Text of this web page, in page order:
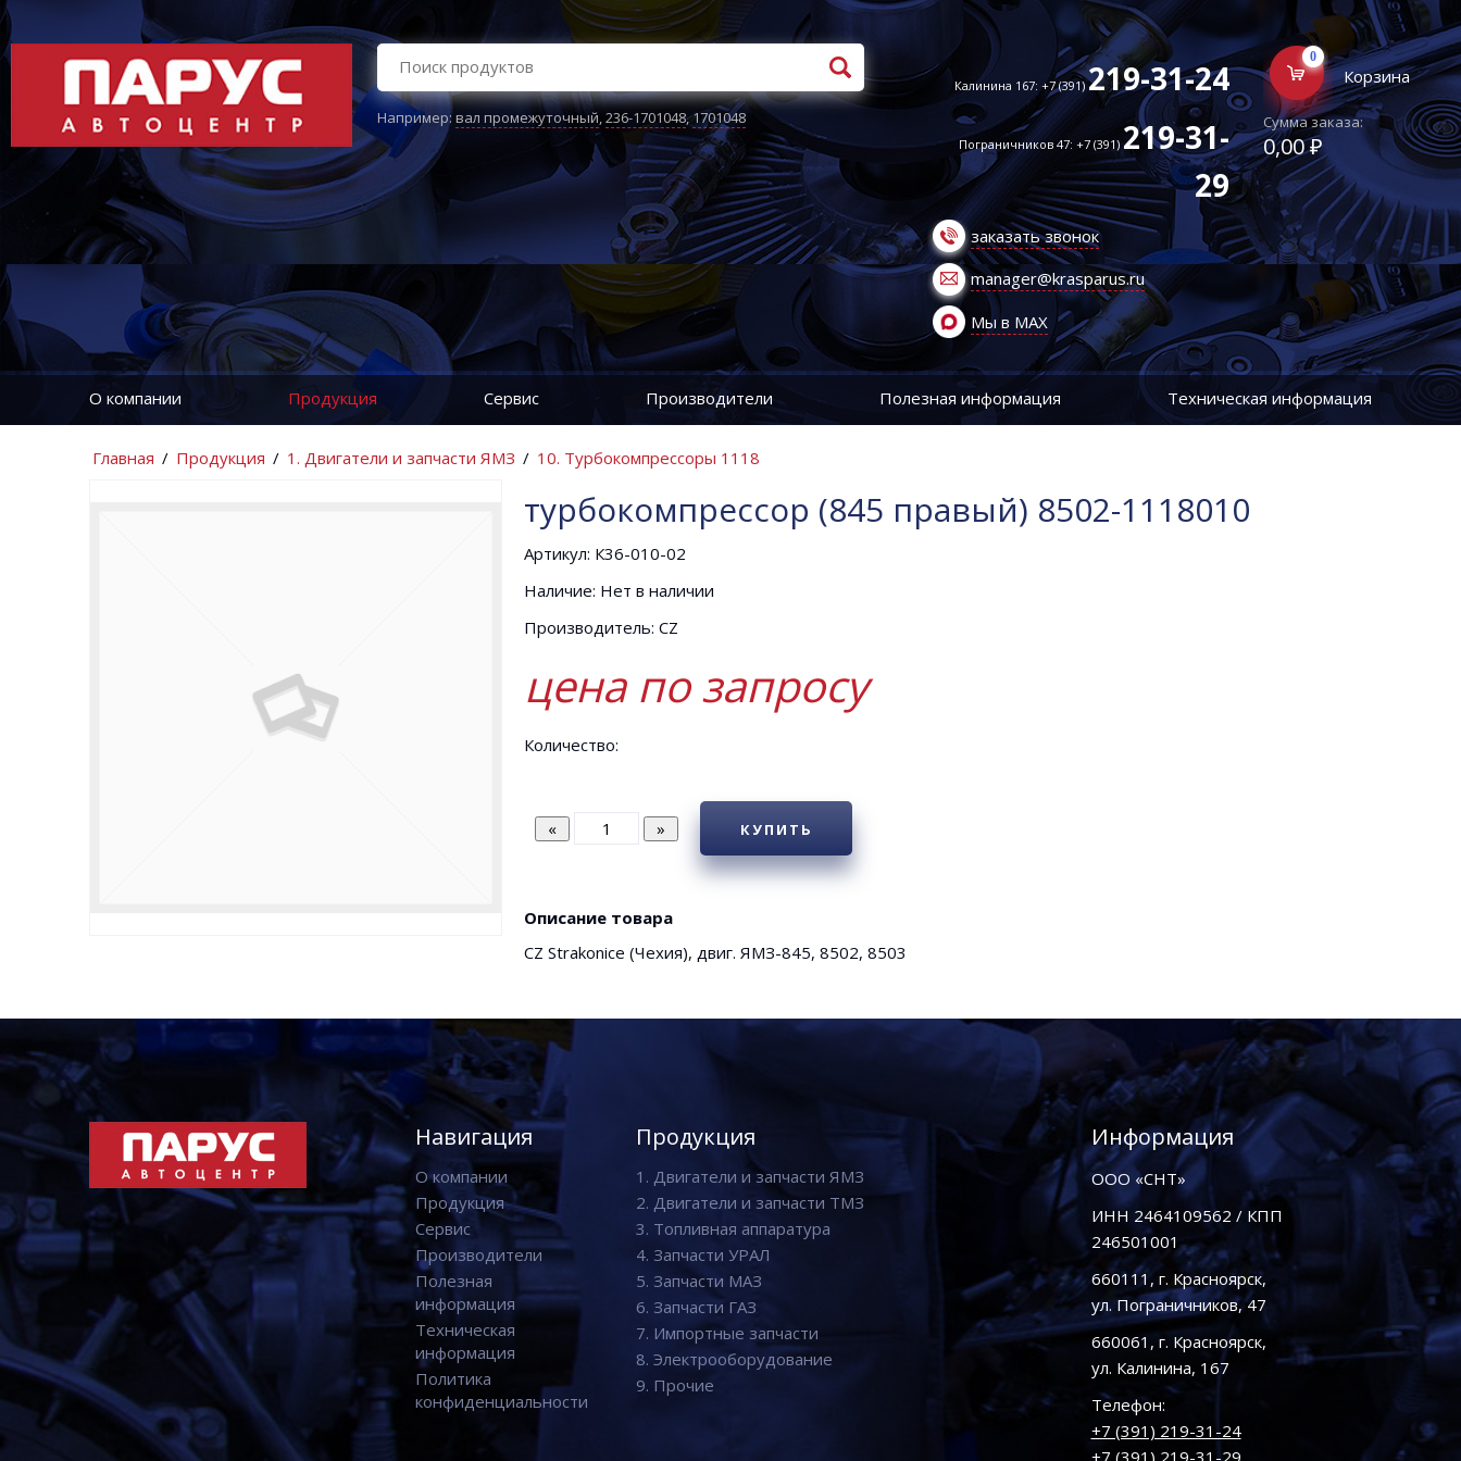
Например:вал промежуточный,236-1701048,1701048
Калинина 167: +7 (391)219-31-24
Пограничников 47: +7 (391)219-31-
29
заказать звонок
manager@krasparus.ru
Мы в MAX
0
Корзина
Сумма заказа:
0,00 ₽
О компании Продукция Сервис Производители Полезная информация Техническая информация
Главная / Продукция / 1. Двигатели и запчасти ЯМЗ / 10. Турбокомпрессоры 1118
турбокомпрессор (845 правый) 8502-1118010
Артикул: К36-010-02
Наличие: Нет в наличии
Производитель: CZ
цена по запросу
Количество:
КУПИТЬ
Описание товара
CZ Strakonice (Чехия), двиг. ЯМЗ-845, 8502, 8503
Навигация
О компании
Продукция
Сервис
Производители
Полезная
информация
Техническая
информация
Политика
конфиденциальности
Продукция
1. Двигатели и запчасти ЯМЗ
2. Двигатели и запчасти ТМЗ
3. Топливная аппаратура
4. Запчасти УРАЛ
5. Запчасти МАЗ
6. Запчасти ГАЗ
7. Импортные запчасти
8. Электрооборудование
9. Прочие
Информация
ООО «СНТ»
ИНН 2464109562 / КПП
246501001
660111, г. Красноярск,
ул. Пограничников, 47
660061, г. Красноярск,
ул. Калинина, 167
Телефон:
+7 (391) 219-31-24
+7 (391) 219-31-29